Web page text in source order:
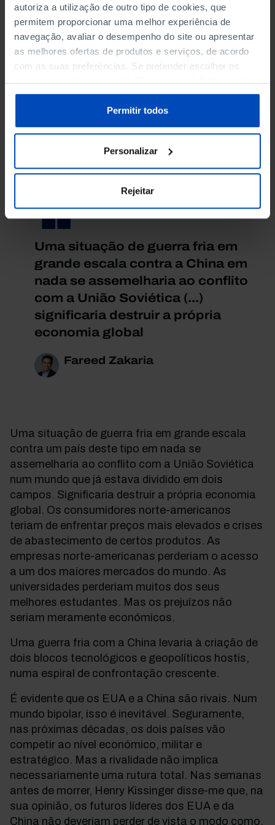
autoriza a utilização de outro tipo de cookies, que
permitem proporcionar uma melhor experiência de
navegação, avaliar o desempenho do site ou apresentar
as melhores ofertas de produtos e serviços, de acordo
com as suas preferências. Se pretender escolher os
tipos de cookies, clique em "Personalizar". Saiba mais
sobre cookies através da gestão de preferências ou da
Política de Cookies.
Permitir todos
Personalizar
Rejeitar
Soviética.Tomando o PIB como indicador, no
final da Guerra Fria a economia soviética era
menor do que a de Itália. Em contrapartida, a
China é asegunda maioreconomia do mundo, o
dos veículos elétricos e baterias aos drones, da
O volume da sua produção industrial superaa
soma da produção total dos EUA, do Japão e da
Alemanha.
Uma situação de guerra fria em
grande escala contra a China em
nada se assemelharia ao conflito
com a União Soviética (...)
significaria destruir a própria
economia global
Fareed Zakaria
Uma situação de guerra fria em grande escala
contra um país deste tipo em nada se
assemelharia ao conflito com a União Soviética
num mundo que já estava dividido em dois
campos. Significaria destruir a própria economia
global. Os consumidores norte-americanos
teriam de enfrentar preços mais elevados e crises
de abastecimento de certos produtos. As
empresas norte-americanas perderiam o acesso
a um dos maiores mercados do mundo. As
universidades perderiam muitos dos seus
melhores estudantes. Mas os prejuízos não
seriam meramente económicos.
Uma guerra fria com a China levaria à criação de
dois blocos tecnológicos e geopolíticos hostis,
numa espiral de confrontação crescente.
É evidente que os EUA e a China são rivais. Num
mundo bipolar, isso é inevitável. Seguramente,
nas próximas décadas, os dois países vão
competir ao nível económico, militar e
estratégico. Mas a rivalidade não implica
necessariamente uma rutura total. Nas semanas
antes de morrer, Henry Kissinger disse-me que, na
sua opinião, os futuros líderes dos EUA e da
China não deveriam perder de vista o modo como,